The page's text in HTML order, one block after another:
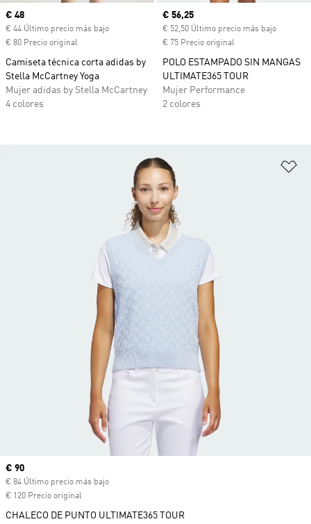
Precio actual
€ 48
€ 44 Último precio más bajo
€ 80 Precio original
Camiseta técnica corta adidas by
Stella McCartney Yoga
Mujer adidas by Stella McCartney
4 colores
Precio actual
€ 56,25
€ 52,50 Último precio más bajo
€ 75 Precio original
POLO ESTAMPADO SIN MANGAS
ULTIMATE365 TOUR
Mujer Performance
2 colores
Precio actual
€ 90
€ 84 Último precio más bajo
€ 120 Precio original
CHALECO DE PUNTO ULTIMATE365 TOUR